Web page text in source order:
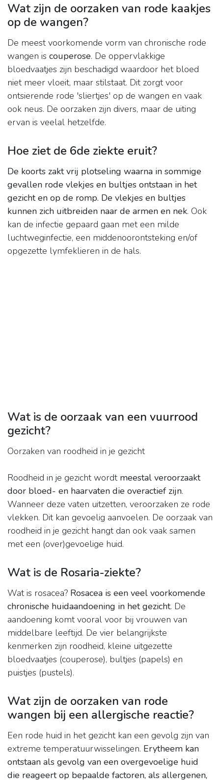
Wat zijn de oorzaken van rode kaakjes
op de wangen?
De meest voorkomende vorm van chronische rode
wangen is couperose. De oppervlakkige
bloedvaatjes zijn beschadigd waardoor het bloed
niet meer vloeit, maar stilstaat. Dit zorgt voor
ontsierende rode 'sliertjes' op de wangen en vaak
ook neus. De oorzaken zijn divers, maar de uiting
ervan is veelal hetzelfde.
Hoe ziet de 6de ziekte eruit?
De koorts zakt vrij plotseling waarna in sommige
gevallen rode vlekjes en bultjes ontstaan in het
gezicht en op de romp. De vlekjes en bultjes
kunnen zich uitbreiden naar de armen en nek. Ook
kan de infectie gepaard gaan met een milde
luchtweginfectie, een middenoorontsteking en/of
opgezette lymfeklieren in de hals.
Wat is de oorzaak van een vuurrood
gezicht?
Oorzaken van roodheid in je gezicht
Roodheid in je gezicht wordt meestal veroorzaakt
door bloed- en haarvaten die overactief zijn.
Wanneer deze vaten uitzetten, veroorzaken ze rode
vlekken. Dit kan gevoelig aanvoelen. De oorzaak van
roodheid in je gezicht hangt dan ook vaak samen
met een (over)gevoelige huid.
Wat is de Rosaria-ziekte?
Wat is rosacea? Rosacea is een veel voorkomende
chronische huidaandoening in het gezicht. De
aandoening komt vooral voor bij vrouwen van
middelbare leeftijd. De vier belangrijkste
kenmerken zijn roodheid, kleine uitgezette
bloedvaatjes (couperose), bultjes (papels) en
puistjes (pustels).
Wat zijn de oorzaken van rode
wangen bij een allergische reactie?
Een rode huid in het gezicht kan een gevolg zijn van
extreme temperatuurwisselingen. Erytheem kan
ontstaan als gevolg van een overgevoelige huid
die reageert op bepaalde factoren, als allergenen,